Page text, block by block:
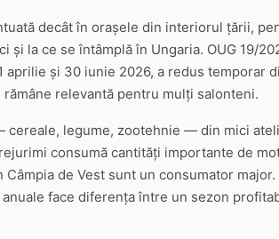
decât în orașele din interiorul țării,
și la ce se întâmplă în Ungaria. OUG 19/
și 30 iunie 2026, a redus temporar
relevantă pentru mulți salonteni.
cereale, legume, zootehnie — din mici
consumă cantități importante de
de Vest sunt un consumator
face diferența între un sezon